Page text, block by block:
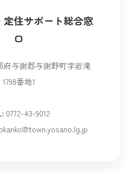
定住サポート総合窓
口
府与謝郡与謝野町字岩滝
1798番地1
0772-43-9012